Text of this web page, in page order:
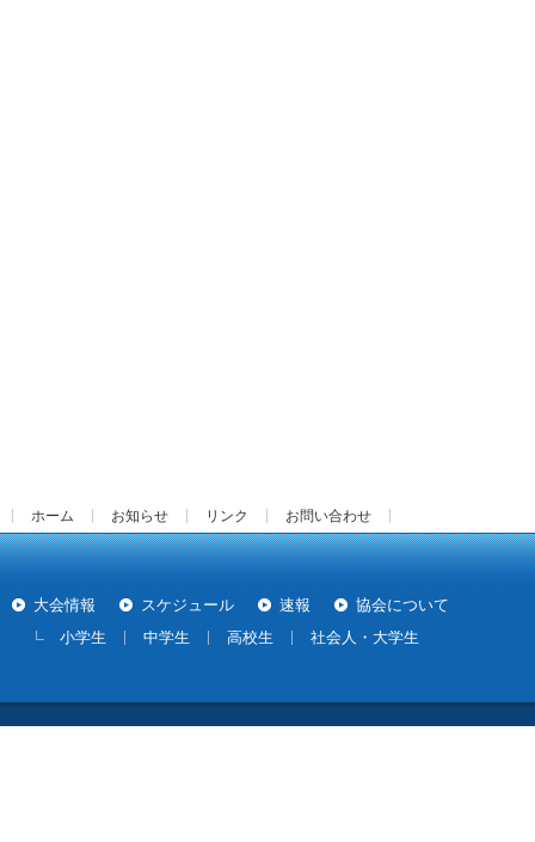
ホーム お知らせ リンク お問い合わせ
大会情報 スケジュール 速報
協会について
小学生
中学生 高校生 社会人・大学生